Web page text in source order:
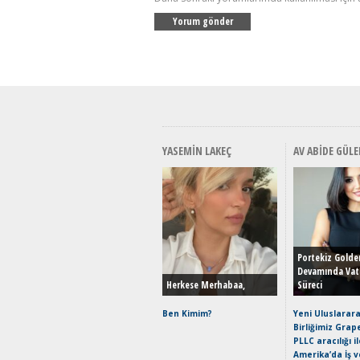
YASEMIN LAKEÇ
Herkese Merhabaa,
Ben Kimim?
AV ABIDE
Portekiz
Devamında
Süreci
Yeni
Birliğimiz
PLLC aracılığı
Amerika’da İş